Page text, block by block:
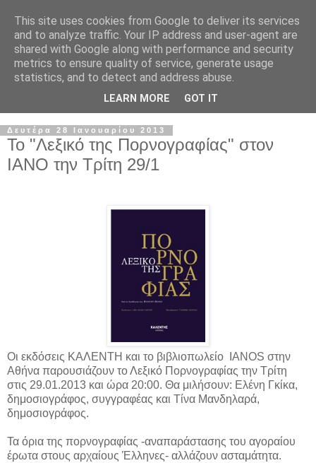
Δευτέρα 28 Ιανουαρίου 2013
Το "Λεξικό της Πορνογραφίας" στον
ΙΑΝΟ την Τρίτη 29/1
Οι εκδόσεις ΚΑΛΕΝΤΗ και το βιβλιοπωλείο ΙΑΝΟS στην
Αθήνα παρουσιάζουν το Λεξικό Πορνογραφίας την Τρίτη
στις 29.01.2013 και ώρα 20:00. Θα μιλήσουν: Ελένη Γκίκα,
δημοσιογράφος, συγγραφέας και Τίνα Μανδηλαρά,
δημοσιογράφος.
Τα όρια της πορνογραφίας -αναπαράστασης του αγοραίου
έρωτα στους αρχαίους Έλληνες- αλλάζουν ασταμάτητα.
This site uses cookies from Google to deliver its services
and to analyze traffic. Your IP address and user-agent are
shared with Google along with performance and security
metrics to ensure quality of service, generate usage
statistics, and to detect and address abuse.
LEARN MORE GOT IT